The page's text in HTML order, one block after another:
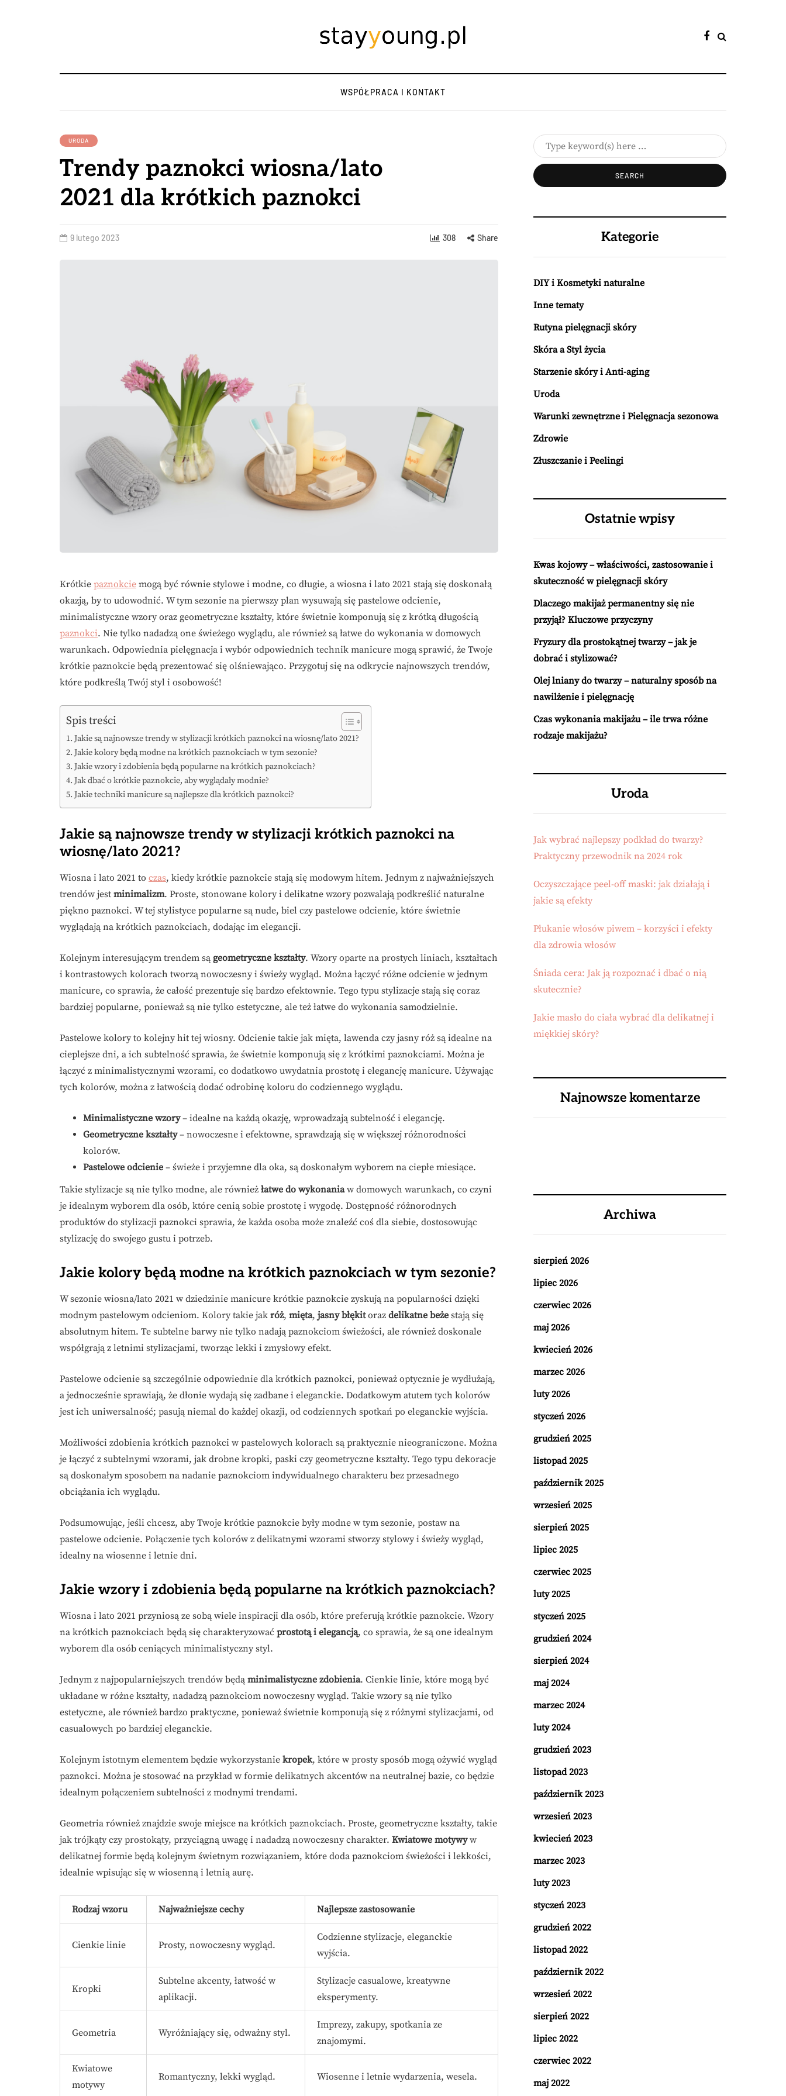
WSPÓŁPRACA I KONTAKT
URODA
Trendy paznokci wiosna/lato
2021 dla krótkich paznokci
9 lutego 2023 308 Share
Krótkie paznokcie mogą być równie stylowe i modne, co długie, a wiosna i lato 2021 stają się doskonałą
okazją, by to udowodnić. W tym sezonie na pierwszy plan wysuwają się pastelowe odcienie,
minimalistyczne wzory oraz geometryczne kształty, które świetnie komponują się z krótką długością
paznokci. Nie tylko nadadzą one świeżego wyglądu, ale również są łatwe do wykonania w domowych
warunkach. Odpowiednia pielęgnacja i wybór odpowiednich technik manicure mogą sprawić, że Twoje
krótkie paznokcie będą prezentować się olśniewająco. Przygotuj się na odkrycie najnowszych trendów,
które podkreślą Twój styl i osobowość!
Spis treści
Jakie są najnowsze trendy w stylizacji krótkich paznokci na wiosnę/lato 2021?
Jakie kolory będą modne na krótkich paznokciach w tym sezonie?
Jakie wzory i zdobienia będą popularne na krótkich paznokciach?
Jak dbać o krótkie paznokcie, aby wyglądały modnie?
Jakie techniki manicure są najlepsze dla krótkich paznokci?
Jakie są najnowsze trendy w stylizacji krótkich paznokci na
wiosnę/lato 2021?
Wiosna i lato 2021 to czas, kiedy krótkie paznokcie stają się modowym hitem. Jednym z najważniejszych
trendów jest minimalizm. Proste, stonowane kolory i delikatne wzory pozwalają podkreślić naturalne
piękno paznokci. W tej stylistyce popularne są nude, biel czy pastelowe odcienie, które świetnie
wyglądają na krótkich paznokciach, dodając im elegancji.
Kolejnym interesującym trendem są geometryczne kształty. Wzory oparte na prostych liniach, kształtach
i kontrastowych kolorach tworzą nowoczesny i świeży wygląd. Można łączyć różne odcienie w jednym
manicure, co sprawia, że całość prezentuje się bardzo efektownie. Tego typu stylizacje stają się coraz
bardziej popularne, ponieważ są nie tylko estetyczne, ale też łatwe do wykonania samodzielnie.
Pastelowe kolory to kolejny hit tej wiosny. Odcienie takie jak mięta, lawenda czy jasny róż są idealne na
cieplejsze dni, a ich subtelność sprawia, że świetnie komponują się z krótkimi paznokciami. Można je
łączyć z minimalistycznymi wzorami, co dodatkowo uwydatnia prostotę i elegancję manicure. Używając
tych kolorów, można z łatwością dodać odrobinę koloru do codziennego wyglądu.
Minimalistyczne wzory– idealne na każdą okazję, wprowadzają subtelność i elegancję.
Geometryczne kształty– nowoczesne i efektowne, sprawdzają się w większej różnorodności
kolorów.
Pastelowe odcienie – świeże i przyjemne dla oka, są doskonałym wyborem na ciepłe miesiące.
Takie stylizacje są nie tylko modne, ale również łatwe do wykonaniaw domowych warunkach, co czyni
je idealnym wyborem dla osób, które cenią sobie prostotę i wygodę. Dostępność różnorodnych
produktów do stylizacji paznokci sprawia, że każda osoba może znaleźć coś dla siebie, dostosowując
stylizację do swojego gustu i potrzeb.
Jakie kolory będą modne na krótkich paznokciach w tym sezonie?
W sezonie wiosna/lato 2021 w dziedzinie manicure krótkie paznokcie zyskują na popularności dzięki
modnym pastelowym odcieniom. Kolory takie jak róż, mięta, jasny błękitoraz delikatne beże stają się
absolutnym hitem. Te subtelne barwy nie tylko nadają paznokciom świeżości, ale również doskonale
współgrają z letnimi stylizacjami, tworząc lekki i zmysłowy efekt.
Pastelowe odcienie są szczególnie odpowiednie dla krótkich paznokci, ponieważ optycznie je wydłużają,
a jednocześnie sprawiają, że dłonie wydają się zadbane i eleganckie. Dodatkowym atutem tych kolorów
jest ich uniwersalność; pasują niemal do każdej okazji, od codziennych spotkań po eleganckie wyjścia.
Możliwości zdobienia krótkich paznokci w pastelowych kolorach są praktycznie nieograniczone. Można
je łączyć z subtelnymi wzorami, jak drobne kropki, paski czy geometryczne kształty. Tego typu dekoracje
są doskonałym sposobem na nadanie paznokciom indywidualnego charakteru bez przesadnego
obciążania ich wyglądu.
Podsumowując, jeśli chcesz, aby Twoje krótkie paznokcie były modne w tym sezonie, postaw na
pastelowe odcienie. Połączenie tych kolorów z delikatnymi wzorami stworzy stylowy i świeży wygląd,
idealny na wiosenne i letnie dni.
Jakie wzory i zdobienia będą popularne na krótkich paznokciach?
Wiosna i lato 2021 przyniosą ze sobą wiele inspiracji dla osób, które preferują krótkie paznokcie. Wzory
na krótkich paznokciach będą się charakteryzować prostotą i elegancją, co sprawia, że są one idealnym
wyborem dla osób ceniących minimalistyczny styl.
Jednym z najpopularniejszych trendów będą minimalistyczne zdobienia. Cienkie linie, które mogą być
układane w różne kształty, nadadzą paznokciom nowoczesny wygląd. Takie wzory są nie tylko
estetyczne, ale również bardzo praktyczne, ponieważ świetnie komponują się z różnymi stylizacjami, od
casualowych po bardziej eleganckie.
Kolejnym istotnym elementem będzie wykorzystanie kropek, które w prosty sposób mogą ożywić wygląd
paznokci. Można je stosować na przykład w formie delikatnych akcentów na neutralnej bazie, co będzie
idealnym połączeniem subtelności z modnymi trendami.
Geometria również znajdzie swoje miejsce na krótkich paznokciach. Proste, geometryczne kształty, takie
jak trójkąty czy prostokąty, przyciągną uwagę i nadadzą nowoczesny charakter. Kwiatowe motywyw
delikatnej formie będą kolejnym świetnym rozwiązaniem, które doda paznokciom świeżości i lekkości,
idealnie wpisując się w wiosenną i letnią aurę.
Rodzaj wzoru Najważniejsze cechy Najlepsze zastosowanie
Cienkie linie Prosty, nowoczesny wygląd.
Codzienne stylizacje, eleganckie
wyjścia.
Kropki
Subtelne akcenty, łatwość w
aplikacji.
Stylizacje casualowe, kreatywne
eksperymenty.
Geometria Wyróżniający się, odważny styl.
Imprezy, zakupy, spotkania ze
znajomymi.
Kwiatowe
motywy
Romantyczny, lekki wygląd. Wiosenne i letnie wydarzenia, wesela.
Kategorie
DIY i Kosmetyki naturalne
Inne tematy
Rutyna pielęgnacji skóry
Skóra a Styl życia
Starzenie skóry i Anti-aging
Uroda
Warunki zewnętrzne i Pielęgnacja sezonowa
Zdrowie
Złuszczanie i Peelingi
Ostatnie wpisy
Kwas kojowy – właściwości, zastosowanie i
skuteczność w pielęgnacji skóry
Dlaczego makijaż permanentny się nie
przyjął? Kluczowe przyczyny
Fryzury dla prostokątnej twarzy – jak je
dobrać i stylizować?
Olej lniany do twarzy – naturalny sposób na
nawilżenie i pielęgnację
Czas wykonania makijażu – ile trwa różne
rodzaje makijażu?
Uroda
Jak wybrać najlepszy podkład do twarzy?
Praktyczny przewodnik na 2024 rok
Oczyszczające peel-off maski: jak działają i
jakie są efekty
Płukanie włosów piwem – korzyści i efekty
dla zdrowia włosów
Śniada cera: Jak ją rozpoznać i dbać o nią
skutecznie?
Jakie masło do ciała wybrać dla delikatnej i
miękkiej skóry?
Najnowsze komentarze
Archiwa
sierpień 2026
lipiec 2026
czerwiec 2026
maj 2026
kwiecień 2026
marzec 2026
luty 2026
styczeń 2026
grudzień 2025
listopad 2025
październik 2025
wrzesień 2025
sierpień 2025
lipiec 2025
czerwiec 2025
luty 2025
styczeń 2025
grudzień 2024
sierpień 2024
maj 2024
marzec 2024
luty 2024
grudzień 2023
listopad 2023
październik 2023
wrzesień 2023
kwiecień 2023
marzec 2023
luty 2023
styczeń 2023
grudzień 2022
listopad 2022
październik 2022
wrzesień 2022
sierpień 2022
lipiec 2022
czerwiec 2022
maj 2022